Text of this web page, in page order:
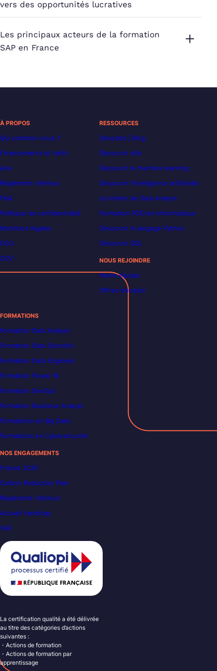
vers des opportunités lucratives
Les principaux acteurs de la formation
SAP en France
À PROPOS
Qui sommes-nous ?
Financements et tarifs
Avis
Règlement intérieur
FAQ
Politique de confidentialité
Mentions légales
CGU
CGV
RESSOURCES
Decoded | Blog
Découvrir n8n
Découvrir le machine learning
Découvrir l’intelligence artificielle
Le métier de Data Analyst
Formation POEI en informatique
Découvrir le langage Python
Découvrir SQL
NOUS REJOINDRE
Notre équipe
Offres d’emploi
FORMATIONS
Formation Data Analyst
Formation Data Scientist
Formation Data Engineer
Formation Power BI
Formation DevOps
Formation Business Analyst
Formations en Big Data
Formations en Cybersécurité
NOS ENGAGEMENTS
France 2030
Carbon Reduction Plan
Règlement intérieur
Accueil handicap
VAE
La certification qualité a été délivrée
au titre des catégories d’actions
suivantes :
・Actions de formation
・Actions de formation par
apprentissage